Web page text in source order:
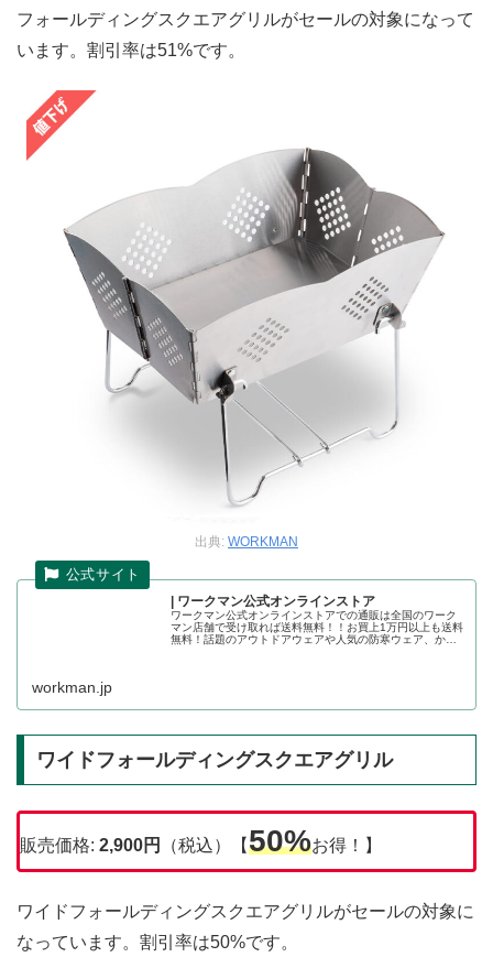
フォールディングスクエアグリルがセールの対象になって
います。割引率は51%です。
出典: WORKMAN
| ワークマン公式オンラインストア
ワークマン公式オンラインストアでの通販は全国のワーク
マン店舗で受け取れば送料無料！！お買上1万円以上も送料
無料！話題のアウトドアウェアや人気の防寒ウェア、かっ
workman.jp
ワイドフォールディングスクエアグリル
販売価格: 2,900円 （税込）【50%お得！】
ワイドフォールディングスクエアグリルがセールの対象に
なっています。割引率は50%です。